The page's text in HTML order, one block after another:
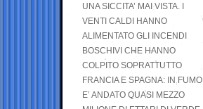
UNA SICCITA’ MAI VISTA. I
VENTI CALDI HANNO
ALIMENTATO GLI INCENDI
BOSCHIVI CHE HANNO
COLPITO SOPRATTUTTO
FRANCIA E SPAGNA: IN FUMO
E’ ANDATO QUASI MEZZO